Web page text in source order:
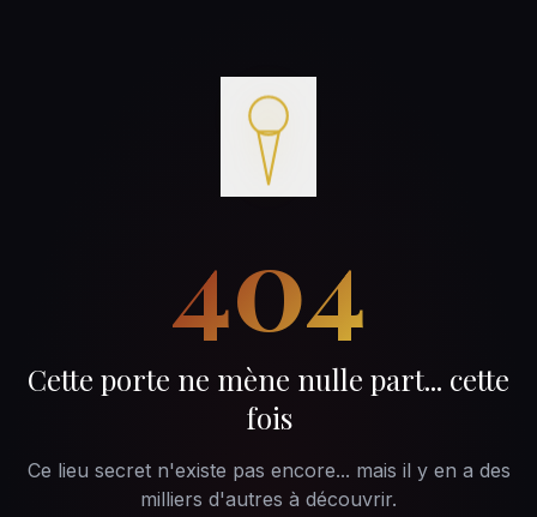
404
Cette porte ne mène nulle part... cette
fois
Ce lieu secret n'existe pas encore... mais il y en a des
milliers d'autres à découvrir.